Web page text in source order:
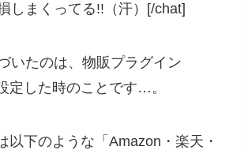
しまくってる!!（汗）[/chat]
いたのは、物販プラグイン
定した時のことです…。
以下のような「Amazon・楽天・